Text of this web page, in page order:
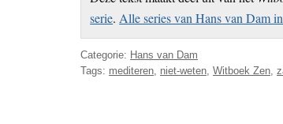
serie.Alle series van Hans van Dam
Categorie: Hans van Dam
Tags: mediteren niet-weten Witboek Zen